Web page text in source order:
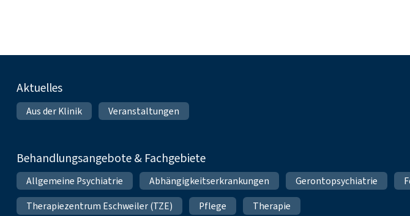
Fußnavigation
Aktuelles
Aus der Klinik Veranstaltungen
Behandlungsangebote & Fachgebiete
Allgemeine Psychiatrie Abhängigkeitserkrankungen Gerontopsychiatrie
Therapiezentrum Eschweiler (TZE)
Pflege Therapie